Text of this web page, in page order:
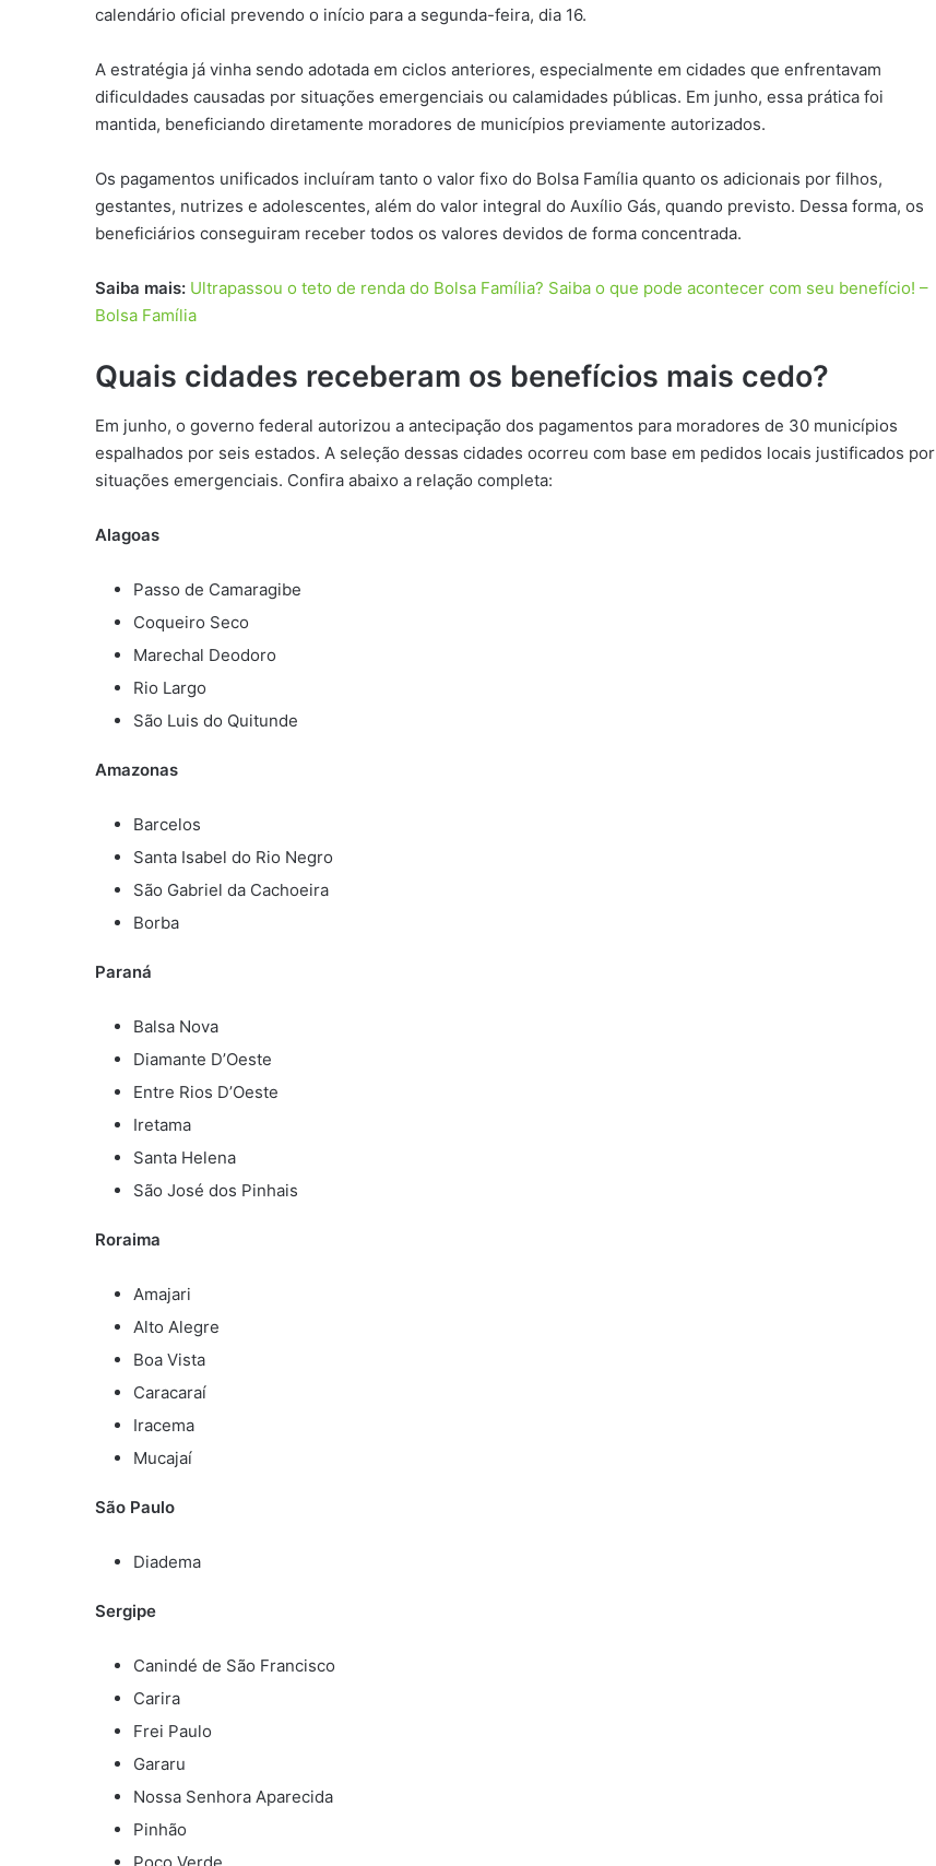
calendário oficial prevendo o início para a segunda-feira, dia 16.
A estratégia já vinha sendo adotada em ciclos anteriores, especialmente em cidades que enfrentavam
dificuldades causadas por situações emergenciais ou calamidades públicas. Em junho, essa prática foi
mantida, beneficiando diretamente moradores de municípios previamente autorizados.
Os pagamentos unificados incluíram tanto o valor fixo do Bolsa Família quanto os adicionais por filhos,
gestantes, nutrizes e adolescentes, além do valor integral do Auxílio Gás, quando previsto. Dessa forma, os
beneficiários conseguiram receber todos os valores devidos de forma concentrada.
Saiba mais: Ultrapassou o teto de renda do Bolsa Família? Saiba o que pode acontecer com seu benefício! –
Bolsa Família
Quais cidades receberam os benefícios mais cedo?
Em junho, o governo federal autorizou a antecipação dos pagamentos para moradores de 30 municípios
espalhados por seis estados. A seleção dessas cidades ocorreu com base em pedidos locais justificados por
situações emergenciais. Confira abaixo a relação completa:
Alagoas
Passo de Camaragibe
Coqueiro Seco
Marechal Deodoro
Rio Largo
São Luis do Quitunde
Amazonas
Barcelos
Santa Isabel do Rio Negro
São Gabriel da Cachoeira
Borba
Paraná
Balsa Nova
Diamante D’Oeste
Entre Rios D’Oeste
Iretama
Santa Helena
São José dos Pinhais
Roraima
Amajari
Alto Alegre
Boa Vista
Caracaraí
Iracema
Mucajaí
São Paulo
Diadema
Sergipe
Canindé de São Francisco
Carira
Frei Paulo
Gararu
Nossa Senhora Aparecida
Pinhão